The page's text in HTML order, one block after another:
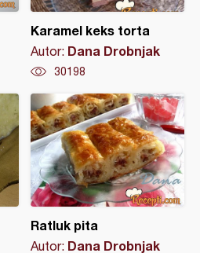
Karamel keks torta
Autor: Dana Drobnjak
30198
Ratluk pita
Autor: Dana Drobnjak